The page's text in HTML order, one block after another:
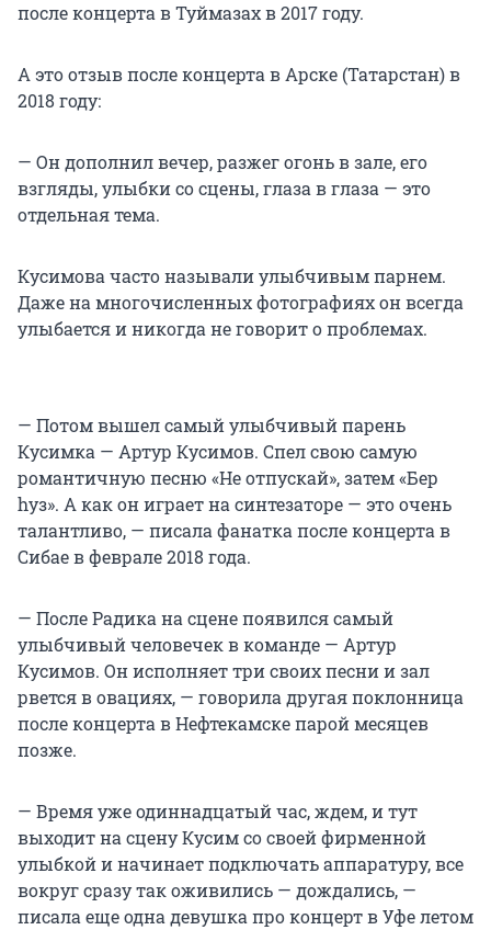
после концерта в Туймазах в 2017 году.
А это отзыв после концерта в Арске (Татарстан) в
2018 году:
— Он дополнил вечер, разжег огонь в зале, его
взгляды, улыбки со сцены, глаза в глаза — это
отдельная тема.
Кусимова часто называли улыбчивым парнем.
Даже на многочисленных фотографиях он всегда
улыбается и никогда не говорит о проблемах.
— Потом вышел самый улыбчивый парень
Кусимка — Артур Кусимов. Спел свою самую
романтичную песню «Не отпускай», затем «Бер
hуз». А как он играет на синтезаторе — это очень
талантливо, — писала фанатка после концерта в
Сибае в феврале 2018 года.
— После Радика на сцене появился самый
улыбчивый человечек в команде — Артур
Кусимов. Он исполняет три своих песни и зал
рвется в овациях, — говорила другая поклонница
после концерта в Нефтекамске парой месяцев
позже.
— Время уже одиннадцатый час, ждем, и тут
выходит на сцену Кусим со своей фирменной
улыбкой и начинает подключать аппаратуру, все
вокруг сразу так оживились — дождались, —
писала еще одна девушка про концерт в Уфе летом